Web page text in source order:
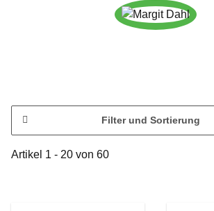
Filter und Sortierung
Artikel 1 - 20 von 60